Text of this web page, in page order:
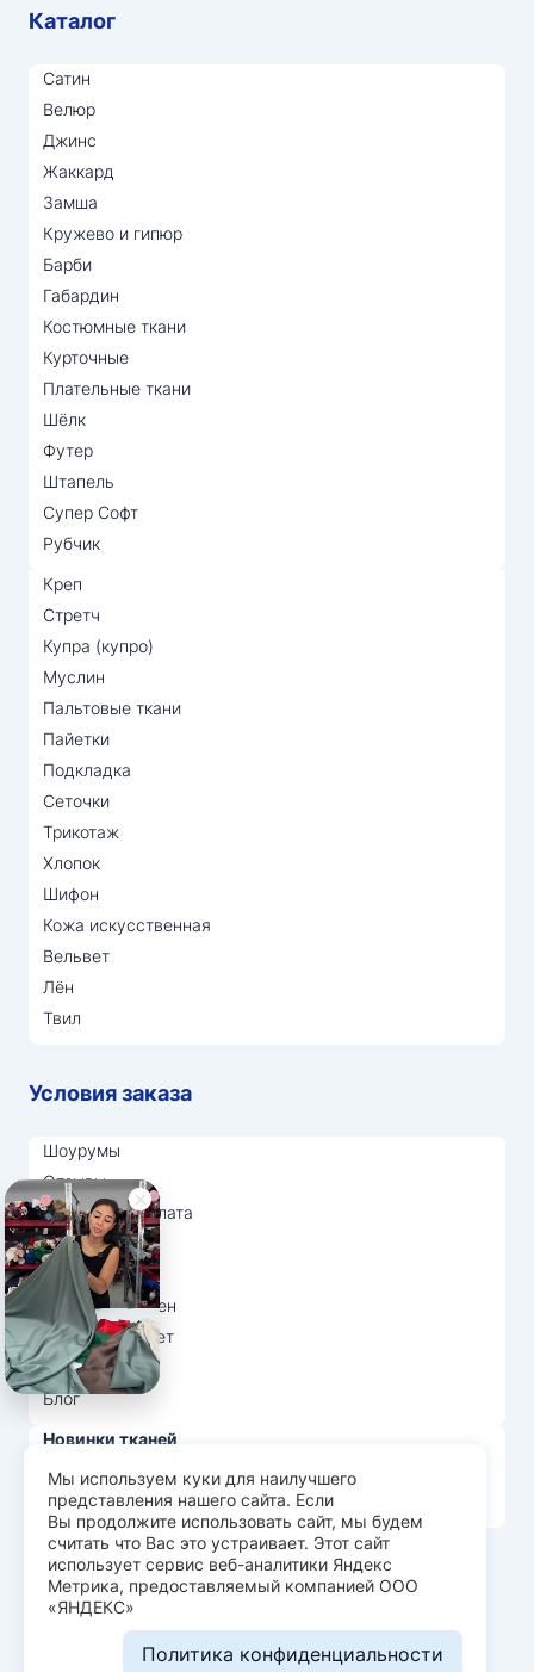
Каталог
Сатин
Велюр
Джинс
Жаккард
Замша
Кружево и гипюр
Барби
Габардин
Костюмные ткани
Курточные
Плательные ткани
Шёлк
Футер
Штапель
Супер Софт
Рубчик
Креп
Стретч
Купра (купро)
Муслин
Пальтовые ткани
Пайетки
Подкладка
Сеточки
Трикотаж
Хлопок
Шифон
Кожа искусственная
Вельвет
Лён
Твил
Условия заказа
Шоурумы
Отзывы
Доставка и оплата
О нас
Вопрос-ответ
Возврат и обмен
Личный кабинет
Ткани оптом
Блог
Новинки тканей
Распродажа тканей
Лидеры продаж
© Арт Текс — продажа тканей оптом, 2026
Пользовательское соглашение
Политика конфиденциальности
Мы используем куки для наилучшего
представления нашего сайта. Если
Вы продолжите использовать сайт, мы будем
считать что Вас это устраивает. Этот сайт
использует сервис веб-аналитики Яндекс
Метрика, предоставляемый компанией ООО
«ЯНДЕКС»
Политика конфиденциальности